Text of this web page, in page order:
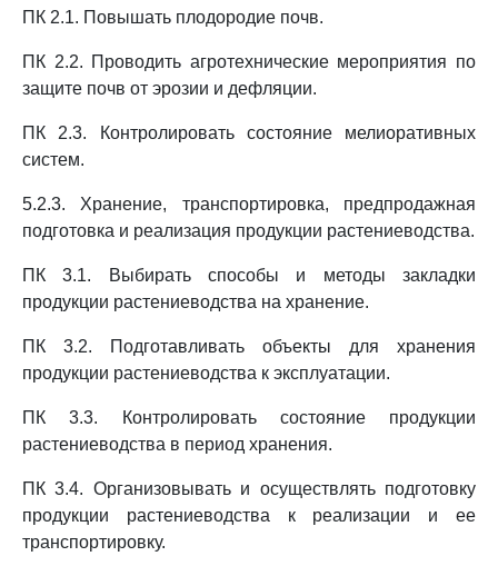
ПК 2.1. Повышать плодородие почв.
ПК 2.2. Проводить агротехнические мероприятия по
защите почв от эрозии и дефляции.
ПК 2.3. Контролировать состояние мелиоративных
систем.
5.2.3. Хранение, транспортировка, предпродажная
подготовка и реализация продукции растениеводства.
ПК 3.1. Выбирать способы и методы закладки
продукции растениеводства на хранение.
ПК 3.2. Подготавливать объекты для хранения
продукции растениеводства к эксплуатации.
ПК 3.3. Контролировать состояние продукции
растениеводства в период хранения.
ПК 3.4. Организовывать и осуществлять подготовку
продукции растениеводства к реализации и ее
транспортировку.